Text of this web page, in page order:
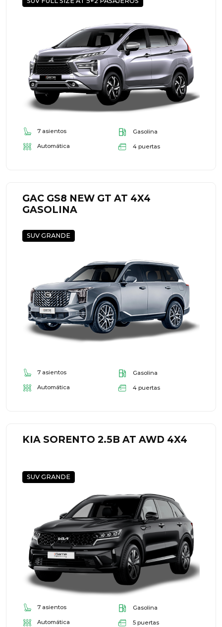
7 asientos Gasolina
Automática 4 puertas
GAC GS8 NEW GT AT 4X4
GASOLINA
SUV GRANDE
7 asientos Gasolina
Automática 4 puertas
KIA SORENTO 2.5B AT AWD 4X4
SUV GRANDE
7 asientos Gasolina
Automática 5 puertas